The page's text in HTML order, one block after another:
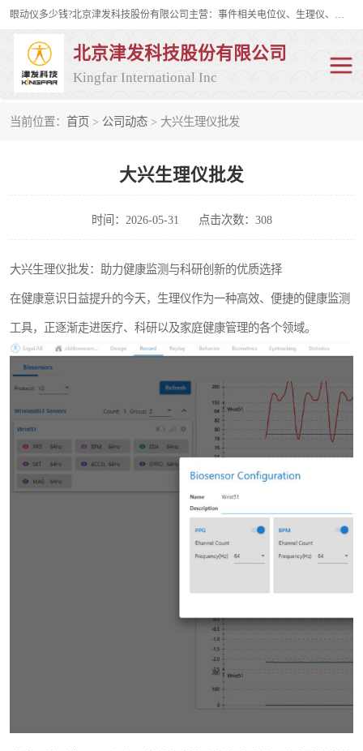
眼动仪多少钱?北京津发科技股份有限公司主营：事件相关电位仪、生理仪、肌电仪、脑电仪、皮电仪、眼动仪；是国家级高新技术企业、科技部认定的科技型中小企业和中关村高新技术企业，具备保密资格，具备自主进出口经营权；自主研发技术、产品与服务荣获多项省部级科学技术奖励、国家发明专利、国家软件著作权和省部级新技术新产品（服务）认证。
北京津发科技股份有限公司
Kingfar International Inc
当前位置： 首页 > 公司动态 > 大兴生理仪批发
大兴生理仪批发
时间：2026-05-31 点击次数：308
大兴生理仪批发：助力健康监测与科研创新的优质选择
在健康意识日益提升的今天，生理仪作为一种高效、便捷的健康监测
工具，正逐渐走进医疗、科研以及家庭健康管理的各个领域。
生理仪
事件相关电位仪 眼动仪多少钱
行为观察与表情分析 动作捕捉与生物力学
情绪与生理记录 人机交互实验室
室
人机环境同步云平台 人因测评专家系统
视觉与眼动追踪